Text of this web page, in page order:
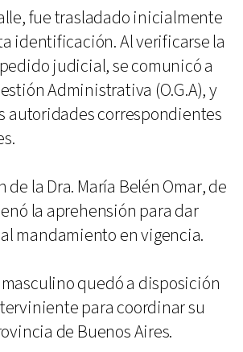
fue trasladado inicialmente
identificación. Al verificarse la
judicial, se comunicó a
Administrativa (O.G.A), y
autoridades correspondientes
de la Dra. María Belén Omar, de
la aprehensión para dar
mandamiento en vigencia.
quedó a disposición
para coordinar su
de Buenos Aires.